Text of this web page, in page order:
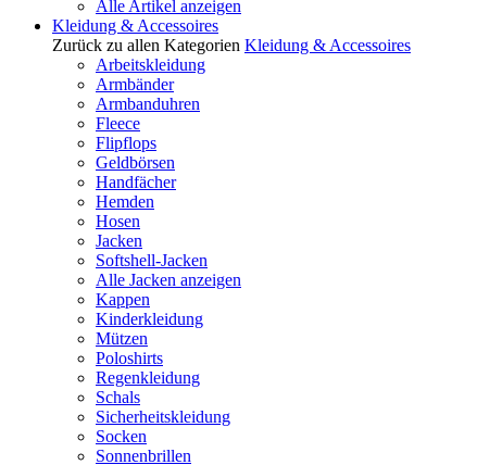
Alle Artikel anzeigen
Kleidung & Accessoires
Zurück zu allen Kategorien Kleidung & Accessoires
Arbeitskleidung
Armbänder
Armbanduhren
Fleece
Flipflops
Geldbörsen
Handfächer
Hemden
Hosen
Jacken
Softshell-Jacken
Alle Jacken anzeigen
Kappen
Kinderkleidung
Mützen
Poloshirts
Regenkleidung
Schals
Sicherheitskleidung
Socken
Sonnenbrillen